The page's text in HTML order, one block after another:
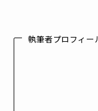
執筆者プロフィー